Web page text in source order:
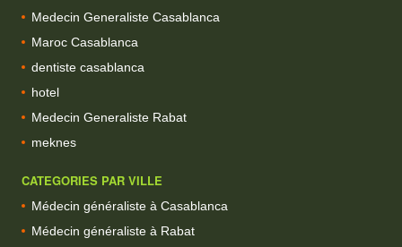
Medecin Generaliste Casablanca
Maroc Casablanca
dentiste casablanca
hotel
Medecin Generaliste Rabat
meknes
CATEGORIES PAR VILLE
Médecin généraliste à Casablanca
Médecin généraliste à Rabat